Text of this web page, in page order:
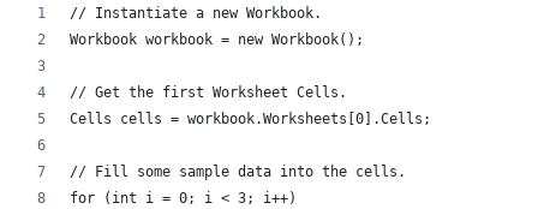
// Instantiate a new Workbook.
Workbook workbook = new Workbook();
// Get the first Worksheet Cells.
Cells cells = workbook.Worksheets[0].Cells;
// Fill some sample data into the cells.
for (int i = 0; i < 3; i++)